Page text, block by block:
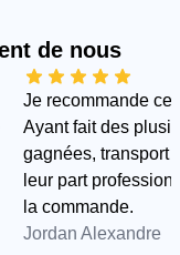
de nous
Je recommande
Ayant fait des
gagnées, transport
leur part
la commande.
Jordan Alexandre